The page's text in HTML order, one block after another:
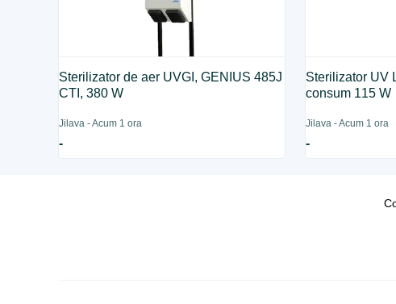
Sterilizator de aer UVGI, GENIUS 485J
CTI, 380 W
Jilava - Acum 1 ora
-
Sterilizator UV
consum 115 W
Jilava - Acum 1 ora
-